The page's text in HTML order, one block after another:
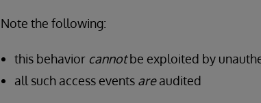
Note the following:
this behavior cannotbe exploited by
all such access events areaudited